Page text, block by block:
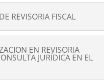
REVISORIA FISCAL
EN REVISORIA
JURÍDICA EN EL